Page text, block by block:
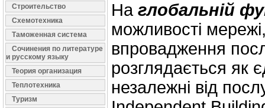
Строительство
Схемотехника
Таможенная система
Сочинения по литературе
и русскому языку
Теория организация
Теплотехника
Туризм
На глобальній
можливості
впровадження
розглядається як
незалежні від